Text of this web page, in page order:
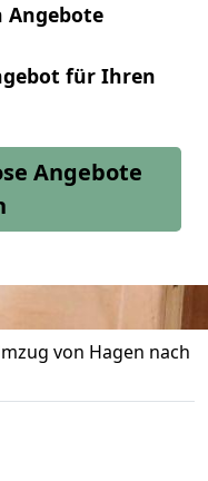
Angebote
für Ihren
Angebote
von Hagen nach